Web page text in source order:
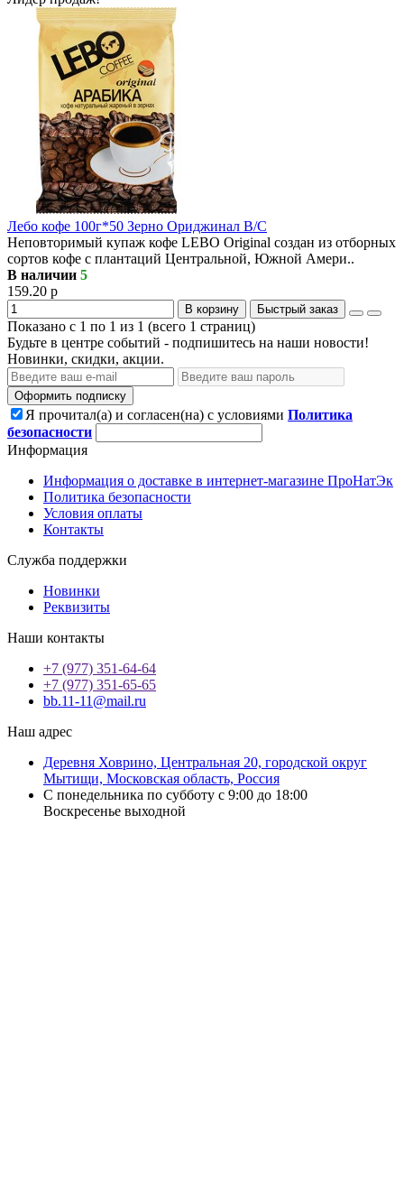
Лебо кофе 100г*50 Зерно Ориджинал В/С
Неповторимый купаж кофе LEBO Original создан из отборных
сортов кофе с плантаций Центральной, Южной Амери..
В наличии 5
159.20 р
В корзину Быстрый заказ
Показано с 1 по 1 из 1 (всего 1 страниц)
Будьте в центре событий - подпишитесь на наши новости!
Новинки, скидки, акции.
Оформить подписку
Я прочитал(а) и согласен(на) с условиями Политика
безопасности
Информация
Информация о доставке в интернет-магазине ПроНатЭк
Политика безопасности
Условия оплаты
Контакты
Служба поддержки
Новинки
Реквизиты
Наши контакты
+7 (977) 351-64-64
+7 (977) 351-65-65
bb.11-11@mail.ru
Наш адрес
Деревня Ховрино, Центральная 20, городской округ
Мытищи, Московская область, Россия
С понедельника по субботу с 9:00 до 18:00
Воскресенье выходной